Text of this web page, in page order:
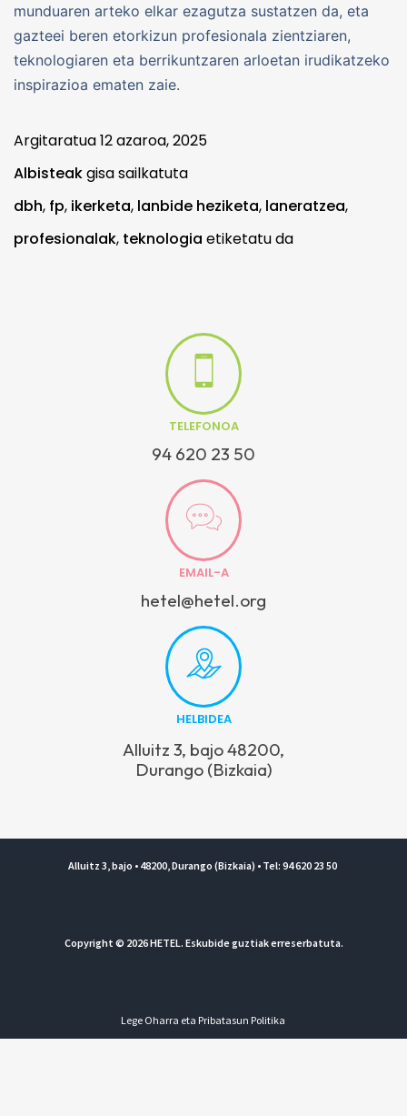
munduaren arteko elkar ezagutza sustatzen da, eta
gazteei beren etorkizun profesionala zientziaren,
teknologiaren eta berrikuntzaren arloetan irudikatzeko
inspirazioa ematen zaie.
Argitaratua12 azaroa, 2025
Albisteakgisa sailkatuta
dbh, fp, ikerketa, lanbide heziketa, laneratzea,
profesionalak, teknologia etiketatu da
TELEFONOA
94 620 23 50
EMAIL-A
hetel@hetel.org
HELBIDEA
Alluitz 3, bajo 48200,
Durango (Bizkaia)
Alluitz 3, bajo • 48200, Durango (Bizkaia) • Tel: 94 620 23 50
Copyright © 2026 HETEL. Eskubide guztiak erreserbatuta.
Lege Oharra eta Pribatasun Politika